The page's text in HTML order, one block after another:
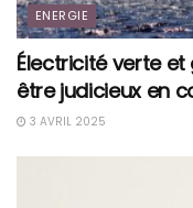
ENERGIE
Électricité verte
être judicieux en
3 AVRIL 2025